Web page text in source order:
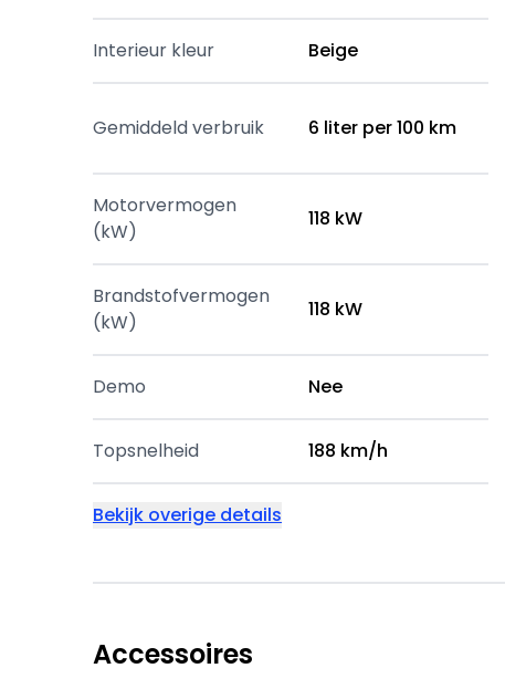
Interieur kleur Beige
Gemiddeld verbruik 6 liter per 100 km
Motorvermogen
(kW)
118 kW
Brandstofvermogen
(kW)
118 kW
Demo Nee
Topsnelheid 188 km/h
Bekijk overige details
Accessoires